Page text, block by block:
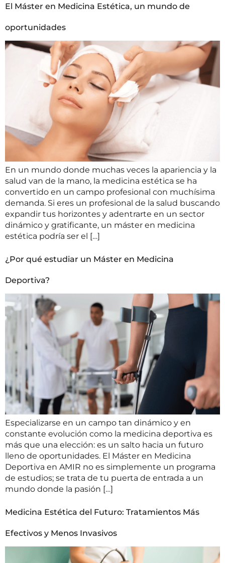
El Máster en Medicina Estética, un mundo de
oportunidades
En un mundo donde muchas veces la apariencia y la
salud van de la mano, la medicina estética se ha
convertido en un campo profesional con muchísima
demanda. Si eres un profesional de la salud buscando
expandir tus horizontes y adentrarte en un sector
dinámico y gratificante, un máster en medicina
estética podría ser el […]
¿Por qué estudiar un Máster en Medicina
Deportiva?
Especializarse en un campo tan dinámico y en
constante evolución como la medicina deportiva es
más que una elección: es un salto hacia un futuro
lleno de oportunidades. El Máster en Medicina
Deportiva en AMIR no es simplemente un programa
de estudios; se trata de tu puerta de entrada a un
mundo donde la pasión […]
Medicina Estética del Futuro: Tratamientos Más
Efectivos y Menos Invasivos